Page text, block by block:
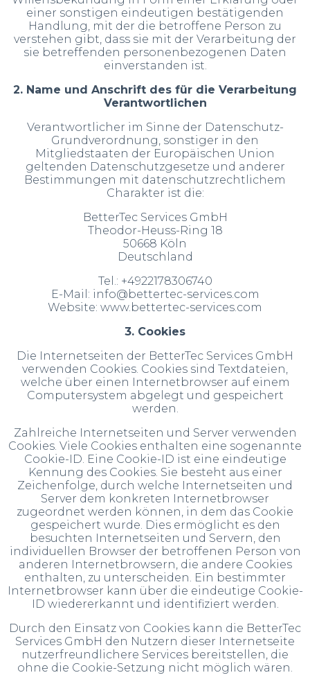
einer sonstigen eindeutigen bestätigenden
Handlung, mit der die betroffene Person zu
verstehen gibt, dass sie mit der Verarbeitung der
sie betreffenden personenbezogenen Daten
einverstanden ist.
2. Name und Anschrift des für die Verarbeitung
Verantwortlichen
Verantwortlicher im Sinne der Datenschutz-
Grundverordnung, sonstiger in den
Mitgliedstaaten der Europäischen Union
geltenden Datenschutzgesetze und anderer
Bestimmungen mit datenschutzrechtlichem
Charakter ist die:
BetterTec Services GmbH
Theodor-Heuss-Ring 18
50668 Köln
Deutschland
Tel.: +4922178306740
E-Mail: info@bettertec-services.com
Website: www.bettertec-services.com
3. Cookies
Die Internetseiten der BetterTec Services GmbH
verwenden Cookies. Cookies sind Textdateien,
welche über einen Internetbrowser auf einem
Computersystem abgelegt und gespeichert
werden.
Zahlreiche Internetseiten und Server verwenden
Cookies. Viele Cookies enthalten eine sogenannte
Cookie-ID. Eine Cookie-ID ist eine eindeutige
Kennung des Cookies. Sie besteht aus einer
Zeichenfolge, durch welche Internetseiten und
Server dem konkreten Internetbrowser
zugeordnet werden können, in dem das Cookie
gespeichert wurde. Dies ermöglicht es den
besuchten Internetseiten und Servern, den
individuellen Browser der betroffenen Person von
anderen Internetbrowsern, die andere Cookies
enthalten, zu unterscheiden. Ein bestimmter
Internetbrowser kann über die eindeutige Cookie-
ID wiedererkannt und identifiziert werden.
Durch den Einsatz von Cookies kann die BetterTec
Services GmbH den Nutzern dieser Internetseite
nutzerfreundlichere Services bereitstellen, die
ohne die Cookie-Setzung nicht möglich wären.